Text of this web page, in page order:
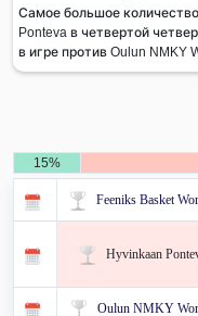
Самое большое
Ponteva в четвертой
в игре против Oulun NMKY
15%
Feeniks Basket
Hyvinkaan
Oulun NMKY